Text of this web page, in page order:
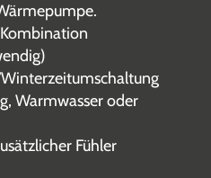
Warmwasser oder
Fühler